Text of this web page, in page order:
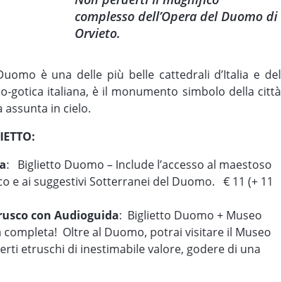
complesso dell’Opera del Duomo di
Orvieto.
è una delle più belle cattedrali d’Italia e del
gotica italiana, è il monumento simbolo della città
assunta in cielo.
: Biglietto Duomo – Include l’accesso al maestoso
e ai suggestivi Sotterranei del Duomo. € 11 (+ 11
con Audioguida: Biglietto Duomo + Museo
completa! Oltre al Duomo, potrai visitare il Museo
etruschi di inestimabile valore, godere di una
finestre del museo ed esplorare la